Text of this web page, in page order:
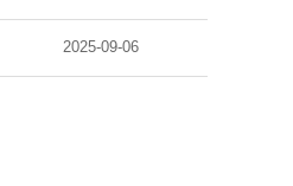
2025-09-06